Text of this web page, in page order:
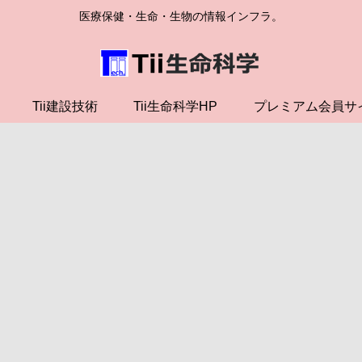
医療保健・生命・生物の情報インフラ。
Tii建設技術 Tii生命科学HP プレミアム会員サ